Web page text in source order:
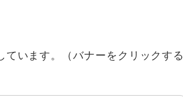
います。（バナーをクリックする